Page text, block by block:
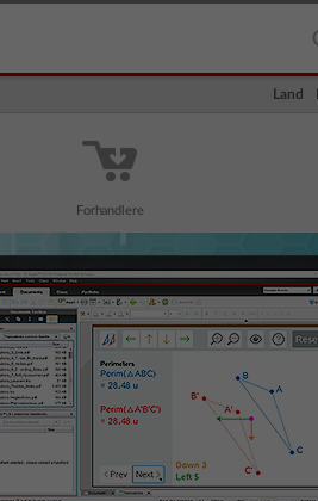
Land
Forhandlere